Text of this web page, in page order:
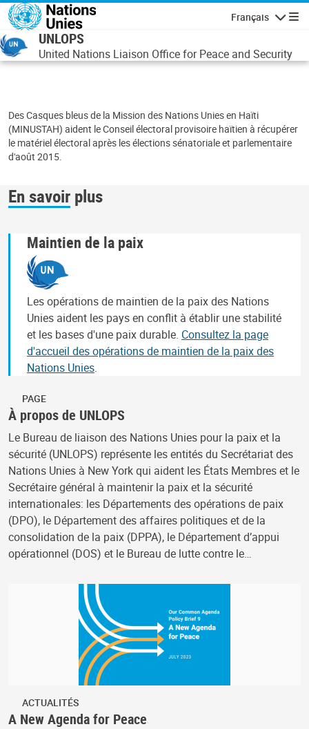
Aller au contenu principal
Français
UNLOPS
United Nations Liaison Office for Peace and Security
Des Casques bleus de la Mission des Nations Unies en Haïti
(MINUSTAH) aident le Conseil électoral provisoire haïtien à récupérer
le matériel électoral après les élections sénatoriale et parlementaire
d'août 2015.
En savoir plus
Maintien de la paix
Les opérations de maintien de la paix des Nations
Unies aident les pays en conflit à établir une stabilité
et les bases d'une paix durable. Consultez la page
d'accueil des opérations de maintien de la paix des
Nations Unies.
PAGE
À propos de UNLOPS
Le Bureau de liaison des Nations Unies pour la paix et la
sécurité (UNLOPS) représente les entités du Secrétariat des
Nations Unies à New York qui aident les États Membres et le
Secrétaire général à maintenir la paix et la sécurité
internationales: les Départements des opérations de paix
(DPO), le Département des affaires politiques et de la
consolidation de la paix (DPPA), le Département d’appui
opérationnel (DOS) et le Bureau de lutte contre le…
ACTUALITÉS
A New Agenda for Peace